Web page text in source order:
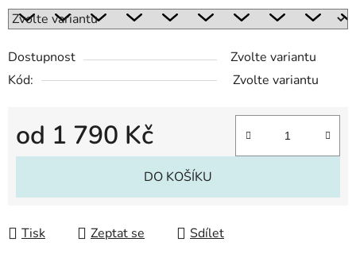
Dostupnost
Zvolte variantu
Kód:
Zvolte variantu
od 1 790 Kč
Měrná cena:
DO KOŠÍKU
Tisk Zeptat se Sdílet